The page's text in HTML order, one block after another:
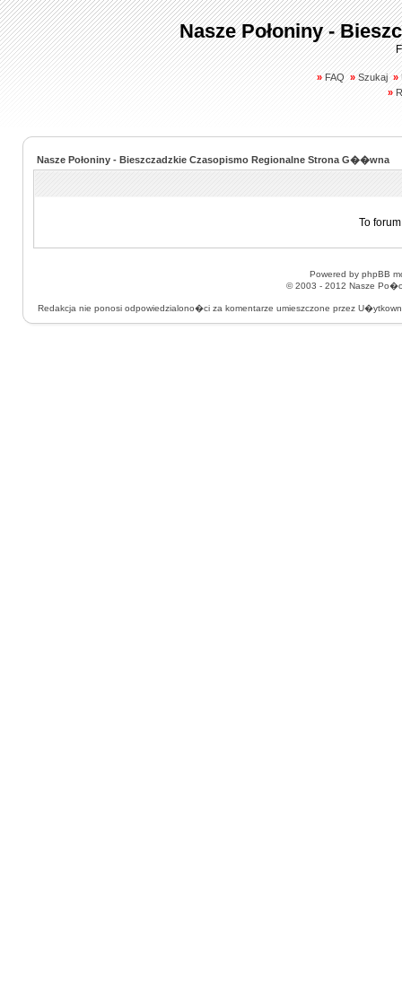
Nasze Połoniny -
» FAQ » Szukaj »
»
Nasze Połoniny - Bieszczadzkie Czasopismo Regionalne Strona G��wna
To
Powered by phpBB
© 2003 - 2012 Nasze
Redakcja nie ponosi odpowiedzialono�ci za komentarze umieszczone przez